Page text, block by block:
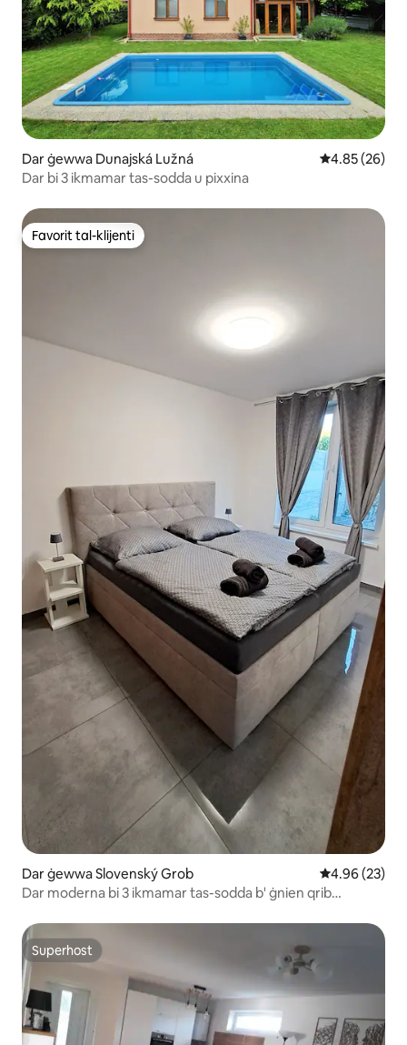
Dar ġewwa Dunajská Lužná Rating medju
4.85 (26)
Dar bi 3 ikmamar tas-sodda u pixxina
Favorit tal-klijenti
Favorit tal-klijenti
Dar ġewwa Slovenský Grob Rating medju
4.96 (23)
Dar moderna bi 3 ikmamar tas-sodda b' ġnien qrib
Superhost
Superhost